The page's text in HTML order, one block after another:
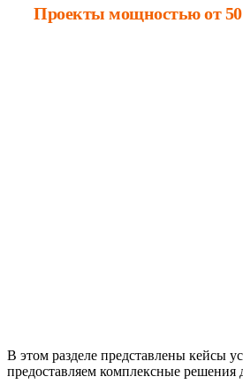
Проекты мощностью от 50
В этом разделе представлены кейсы
предоставляем комплексные решения